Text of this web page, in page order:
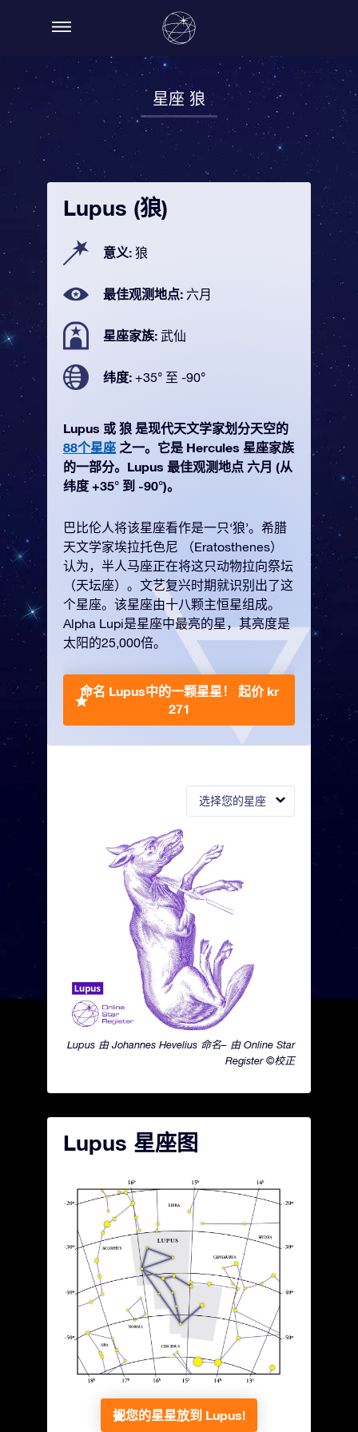
星座 狼
选择您的星座
Lupus 由 Johannes Hevelius 命名– 由 Online Star
Register ©校正
Lupus (狼)
意义: 狼
最佳观测地点: 六月
星座家族: 武仙
纬度: +35° 至 -90°
Lupus 或 狼 是现代天文学家划分天空的
88个星座 之一。它是 Hercules 星座家族
的一部分。Lupus 最佳观测地点 六月 (从
纬度 +35° 到 -90°)。
巴比伦人将该星座看作是一只‘狼’。希腊
天文学家埃拉托色尼 （Eratosthenes）
认为，半人马座正在将这只动物拉向祭坛
（天坛座）。文艺复兴时期就识别出了这
个星座。该星座由十八颗主恒星组成。
Alpha Lupi是星座中最亮的星，其亮度是
太阳的25,000倍。
命名 Lupus中的一颗星星！ 起价 kr
271
Lupus 星座图
把您的星星放到 Lupus!